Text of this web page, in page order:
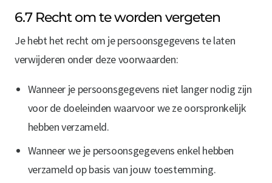
6.7 Recht om te worden vergeten
Je hebt het recht om je persoonsgegevens te laten
verwijderen onder deze voorwaarden:
Wanneer je persoonsgegevens niet langer nodig zijn
voor de doeleinden waarvoor we ze oorspronkelijk
hebben verzameld.
Wanneer we je persoonsgegevens enkel hebben
verzameld op basis van jouw toestemming.